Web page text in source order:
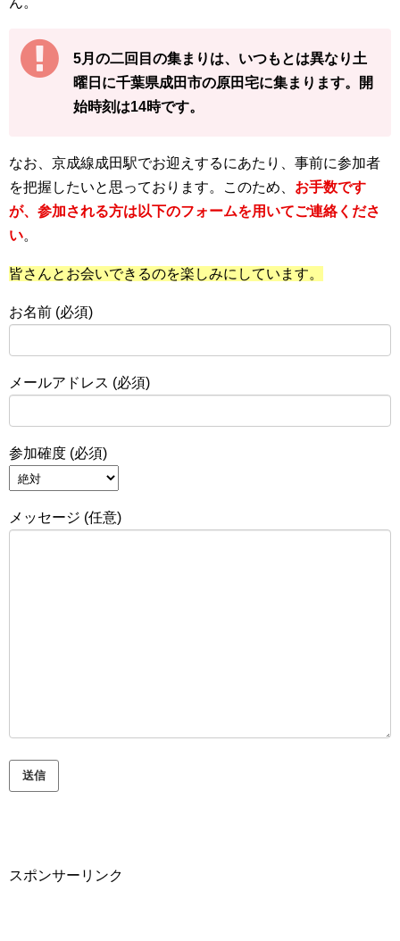
5月の二回目の集まりは、いつもとは異なり土
曜日に千葉県成田市の原田宅に集まります。開
始時刻は14時です。
なお、京成線成田駅でお迎えするにあたり、事前に参加者
を把握したいと思っております。このため、 お手数です
が、参加される方は以下のフォームを用いてご連絡くださ
い。
皆さんとお会いできるのを楽しみにしています。
お名前 (必須)
メールアドレス (必須)
参加確度 (必須)
メッセージ (任意)
スポンサーリンク